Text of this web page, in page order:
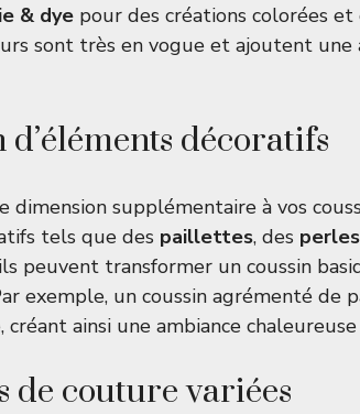
& dye pour des créations colorées et
sont très en vogue et ajoutent une
décoratifs
supplémentaire à vos
tels que des paillettes, des perles
peuvent transformer un coussin
exemple, un coussin agrémenté de
ainsi une ambiance
de couture variées